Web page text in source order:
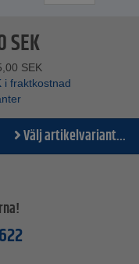
med lock och kardborre
381-10 + 11
- 50% bomull/50% polyester
SEK
SEK
i fraktkostnad
Välj artikelvariant...